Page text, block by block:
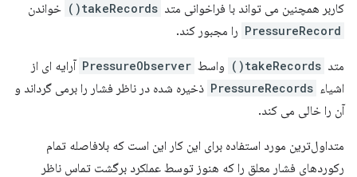
کاربر همچنین می تواند با فراخوانی متد takeRecords() خواندن
PressureRecord را مجبور کند.
متد takeRecords() واسط PressureObserver آرایه ای از
اشیاء PressureRecords ذخیره شده در ناظر فشار را برمی گرداند و
آن را خالی می کند.
متداول‌ترین مورد استفاده برای این کار این است که بلافاصله تمام
رکوردهای فشار معلق را که هنوز توسط عملکرد برگشت تماس ناظر